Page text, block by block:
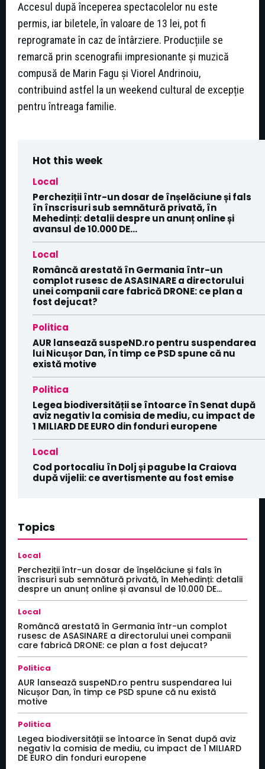
Accesul după începerea spectacolelor nu este
permis, iar biletele, în valoare de 13 lei, pot fi
reprogramate în caz de întârziere. Producțiile se
remarcă prin scenografii impresionante și muzică
compusă de Marin Fagu și Viorel Andrinoiu,
contribuind astfel la un weekend cultural de excepție
pentru întreaga familie.
Hot this week
Local
Percheziții într-un dosar de înșelăciune și fals
în înscrisuri sub semnătură privată, în
Mehedinți: detalii despre un anunț online și
avansul de 10.000 DE...
Local
Româncă arestată în Germania într-un
complot rusesc de ASASINARE a directorului
unei companii care fabrică DRONE: ce plan a
fost dejucat?
Politica
AUR lansează suspeND.ro pentru suspendarea
lui Nicușor Dan, în timp ce PSD spune că nu
există motive
Politica
Legea biodiversității se întoarce în Senat după
aviz negativ la comisia de mediu, cu impact de
1 MILIARD DE EURO din fonduri europene
Local
Cod portocaliu în Dolj și pagube la Craiova
după vijelii: ce avertismente au fost emise
Topics
Local
Percheziții într-un dosar de înșelăciune și fals în
înscrisuri sub semnătură privată, în Mehedinți: detalii
despre un anunț online și avansul de 10.000 DE...
Local
Româncă arestată în Germania într-un complot
rusesc de ASASINARE a directorului unei companii
care fabrică DRONE: ce plan a fost dejucat?
Politica
AUR lansează suspeND.ro pentru suspendarea lui
Nicușor Dan, în timp ce PSD spune că nu există
motive
Politica
Legea biodiversității se întoarce în Senat după aviz
negativ la comisia de mediu, cu impact de 1 MILIARD
DE EURO din fonduri europene